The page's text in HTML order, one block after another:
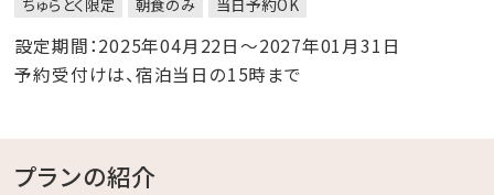
ちゅらとく限定 朝食のみ 当日予約OK
設定期間：2025年04月22日～2027年01月31日
予約受付けは、宿泊当日の15時まで
プランの紹介